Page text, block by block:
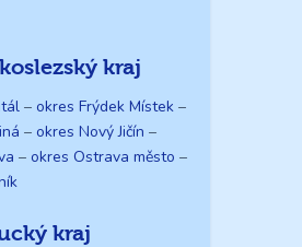
kraj
– okres Frýdek Místek –
– okres Nový Jičín –
– okres Ostrava město –
kraj